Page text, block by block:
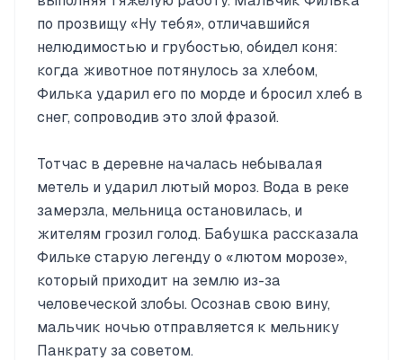
по прозвищу «Ну тебя», отличавшийся
нелюдимостью и грубостью, обидел коня:
когда животное потянулось за хлебом,
Филька ударил его по морде и бросил хлеб в
снег, сопроводив это злой фразой.
Тотчас в деревне началась небывалая
метель и ударил лютый мороз. Вода в реке
замерзла, мельница остановилась, и
жителям грозил голод. Бабушка рассказала
Фильке старую легенду о «лютом морозе»,
который приходит на землю из-за
человеческой злобы. Осознав свою вину,
мальчик ночью отправляется к мельнику
Панкрату за советом.